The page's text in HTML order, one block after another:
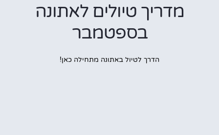
מדריך טיולים לאתונה
בספטמבר
הדרך לטיול באתונה מתחילה כאן!